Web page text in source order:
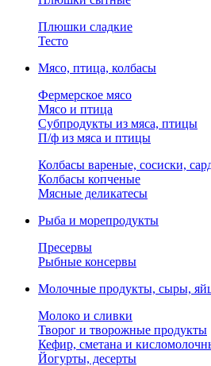
Плюшки сладкие
Тесто
Мясо, птица, колбасы
Фермерское мясо
Мясо и птица
Субпродукты из мяса, птицы
П/ф из мяса и птицы
Колбасы вареные, сосиски,
Колбасы копченые
Мясные деликатесы
Рыба и морепродукты
Пресервы
Рыбные консервы
Молочные продукты, сыры,
Молоко и сливки
Творог и творожные продукты
Кефир, сметана и
Йогурты, десерты